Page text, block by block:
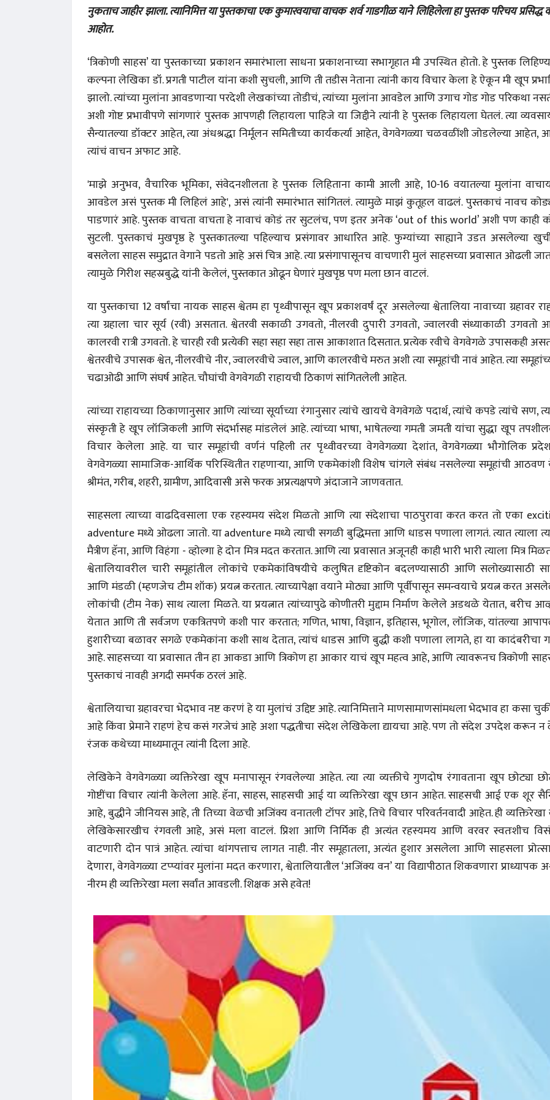
नुकताच जाहीर झाला. त्यानिमित्त या पुस्तकाचा एक कुमारवयाचा वाचक शर्व गाडगीळ याने लिहिलेला हा पुस्तक परिचय प्रसिद्ध
आहोत.
‘त्रिकोणी साहस’ या पुस्तकाच्या प्रकाशन समारंभाला साधना प्रकाशनाच्या सभागृहात मी उपस्थित होतो. हे पुस्तक
कल्पना लेखिका डॉ. प्रगती पाटील यांना कशी सुचली, आणि ती तडीस नेताना त्यांनी काय विचार केला हे ऐकून मी खूप
झालो. त्यांच्या मुलांना आवडणाऱ्या परदेशी लेखकांच्या तोडीचं, त्यांच्या मुलांना आवडेल आणि उगाच गोड गोड परिकथा
अशी गोष्ट प्रभावीपणे सांगणारं पुस्तक आपणही लिहायला पाहिजे या जिद्दीने त्यांनी हे पुस्तक लिहायला घेतलं. त्या
सैन्यातल्या डॉक्टर आहेत, त्या अंधश्रद्धा निर्मूलन समितीच्या कार्यकर्त्या आहेत, वेगवेगळ्या चळवळींशी जोडलेल्या आहेत,
त्यांचं वाचन अफाट आहे.
'माझे अनुभव, वैचारिक भूमिका, संवेदनशीलता हे पुस्तक लिहिताना कामी आली आहे, 10-16 वयातल्या मुलांना
आवडेल असं पुस्तक मी लिहिलं आहे', असं त्यांनी समारंभात सांगितलं. त्यामुळे माझं कुतूहल वाढलं. पुस्तकाचं नावच
पाडणारं आहे. पुस्तक वाचता वाचता हे नावाचं कोडं तर सुटलंच, पण इतर अनेक ‘out of this world’ अशी पण काही
सुटली. पुस्तकाचं मुखपृष्ठ हे पुस्तकातल्या पहिल्याच प्रसंगावर आधारित आहे. फुग्यांच्या साह्याने उडत असलेल्या
बसलेला साहस समुद्रात वेगाने पडतो आहे असं चित्र आहे. त्या प्रसंगापासूनच वाचणारी मुलं साहसच्या प्रवासात ओढली
त्यामुळे गिरीश सहस्रबुद्धे यांनी केलेलं, पुस्तकात ओढून घेणारं मुखपृष्ठ पण मला छान वाटलं.
या पुस्तकाचा 12 वर्षांचा नायक साहस श्वेतम हा पृथ्वीपासून खूप प्रकाशवर्षं दूर असलेल्या श्वेतालिया नावाच्या ग्रहावर
त्या ग्रहाला चार सूर्य (रवी) असतात. श्वेतरवी सकाळी उगवतो, नीलरवी दुपारी उगवतो, ज्वालरवी संध्याकाळी उगवतो
कालरवी रात्री उगवतो. हे चारही रवी प्रत्येकी सहा सहा सहा तास आकाशात दिसतात. प्रत्येक रवीचे वेगवेगळे उपासकही
श्वेतरवीचे उपासक श्वेत, नीलरवीचे नीर, ज्वालरवीचे ज्वाल, आणि कालरवीचे मरुत अशी त्या समूहांची नावं आहेत. त्या
चढाओढी आणि संघर्ष आहेत. चौघांची वेगवेगळी राहायची ठिकाणं सांगितलेली आहेत.
त्यांच्या राहायच्या ठिकाणानुसार आणि त्यांच्या सूर्याच्या रंगानुसार त्यांचे खायचे वेगवेगळे पदार्थ, त्यांचे कपडे त्यांचे सण,
संस्कृती हे खूप लॉजिकली आणि संदर्भासह मांडलेलं आहे. त्यांच्या भाषा, भाषेतल्या गमती जमती यांचा सुद्धा खूप
विचार केलेला आहे. या चार समूहांची वर्णनं पहिली तर पृथ्वीवरच्या वेगवेगळ्या देशांत, वेगवेगळ्या भौगोलिक
वेगवेगळ्या सामाजिक-आर्थिक परिस्थितीत राहणाऱ्या, आणि एकमेकांशी विशेष चांगले संबंध नसलेल्या समूहांची आठवण
श्रीमंत, गरीब, शहरी, ग्रामीण, आदिवासी असे फरक अप्रत्यक्षपणे अंदाजाने जाणवतात.
साहसला त्याच्या वाढदिवसाला एक रहस्यमय संदेश मिळतो आणि त्या संदेशाचा पाठपुरावा करत करत तो एका
adventure मध्ये ओढला जातो. या adventure मध्ये त्याची सगळी बुद्धिमत्ता आणि धाडस पणाला लागतं. त्यात त्याला
मैत्रीण हॅना, आणि विहंगा - व्होल्गा हे दोन मित्र मदत करतात. आणि त्या प्रवासात अजूनही काही भारी भारी त्याला मित्र
श्वेतालियावरील चारी समूहांतील लोकांचे एकमेकांविषयीचे कलुषित दृष्टिकोन बदलण्यासाठी आणि सलोख्यासाठी
आणि मंडळी (म्हणजेच टीम शॉक) प्रयत्न करतात. त्याच्यापेक्षा वयाने मोठ्या आणि पूर्वीपासून समन्वयाचे प्रयत्न करत
लोकांची (टीम नेक) साथ त्याला मिळते. या प्रयत्नात त्यांच्यापुढे कोणीतरी मुद्दाम निर्माण केलेले अडथळे येतात, बरीच
येतात आणि ती सर्वजण एकत्रितपणे कशी पार करतात; गणित, भाषा, विज्ञान, इतिहास, भूगोल, लॉजिक, यांतल्या
हुशारीच्या बळावर सगळे एकमेकांना कशी साथ देतात, त्यांचं धाडस आणि बुद्धी कशी पणाला लागते, हा या कादंबरीचा
आहे. साहसच्या या प्रवासात तीन हा आकडा आणि त्रिकोण हा आकार याचं खूप महत्व आहे, आणि त्यावरूनच त्रिकोणी
पुस्तकाचं नावही अगदी समर्पक ठरलं आहे.
श्वेतालियाचा ग्रहावरचा भेदभाव नष्ट करणं हे या मुलांचं उद्दिष्ट आहे. त्यानिमित्ताने माणसामाणसांमधला भेदभाव हा कसा
आहे किंवा प्रेमाने राहणं हेच कसं गरजेचं आहे अशा पद्धतीचा संदेश लेखिकेला द्यायचा आहे. पण तो संदेश उपदेश करून न
रंजक कथेच्या माध्यमातून त्यांनी दिला आहे.
लेखिकेने वेगवेगळ्या व्यक्तिरेखा खूप मनापासून रंगवलेल्या आहेत. त्या त्या व्यक्तीचे गुणदोष रंगावताना खूप छोट्या
गोष्टींचा विचार त्यांनी केलेला आहे. हॅना, साहस, साहसची आई या व्यक्तिरेखा खूप छान आहेत. साहसची आई एक शूर
आहे, बुद्धीने जीनियस आहे, ती तिच्या वेळची अजिंक्य वनातली टॉपर आहे, तिचे विचार परिवर्तनवादी आहेत. ही व्यक्तिरेखा
लेखिकेसारखीच रंगवली आहे, असं मला वाटलं. प्रिशा आणि निर्मिक ही अत्यंत रहस्यमय आणि वरवर स्वतःशीच
वाटणारी दोन पात्रं आहेत. त्यांचा थांगपत्ताच लागत नाही. नीर समूहातला, अत्यंत हुशार असलेला आणि साहसला
देणारा, वेगवेगळ्या टप्प्यांवर मुलांना मदत करणारा, श्वेतालियातील ‘अजिंक्य वन’ या विद्यापीठात शिकवणारा प्राध्यापक
नीरम ही व्यक्तिरेखा मला सर्वांत आवडली. शिक्षक असे हवेत!
प्रधानांच्याच काय
EDITORIAL
Will Sonam
Wangchuk's Hunger
Strike Make a
Difference?
Editor
20 Jul 2026
देणारा चित्रकार
सोमनाथ कोमरपंत
17 Jul 2026
व्यक्तिवेध
मूर्त दृश्याला अमूर्ताकार
देणारा चित्रकार
सोमनाथ कोमरपंत
17 Jul 2026
आगामी पुस्तकातील अंश
रवींद्रनाथ टागोर.
16 Jul 2026
उगवती नोस्कोव्हा, मावळतीला
झुकलेला जोकोविच आणि
भाषण
१५५ सदाशिव पेठ, सातारा :
लोकविलक्षण दाभोलकर
कुटुंबाची कथा
ज्ञानदेव म्हस्के, डॉ. शैला
दाभोलकर, दत्तप्रसाद दाभोळकर,
दत्ता दामोदर नायक
08 Jul 2026
लेख
मतदारांची फसवणूक आणि
गुन्हेगारांची पाठराखण
आ. श्री. केतकर
व्यक्तिवेध
मूर्त दृश्याला
देणारा चित्रकार
सोमनाथ
17 Jul 2026
रवींद्रनाथ टागोर.
16 Jul 2026
उगवती
भाषण
१५५ सदाशिव पेठ,
लोकविलक्षण
कुटुंबाची कथा
ज्ञानदेव म्हस्के,
दाभोलकर,
दत्ता दामोदर नायक
08 Jul 2026
लेख
मतदारांची
गुन्हेगारांची
आ. श्री. केतकर